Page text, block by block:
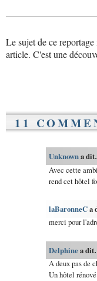
Le sujet de ce
article. C'est une
11
Unknowna
Avec cette
rend cet hôtel
laBaronneCa
merci pour
Delphinea
A deux pas de
Un hôtel